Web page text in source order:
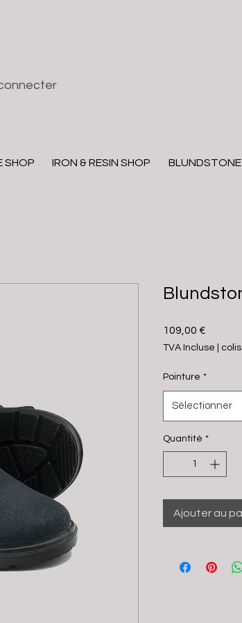
SHOP IRON & RESIN SHOP
109,00 €
TVA Incluse
Pointure *
Sélectionner
Quantité *
Ajouter au